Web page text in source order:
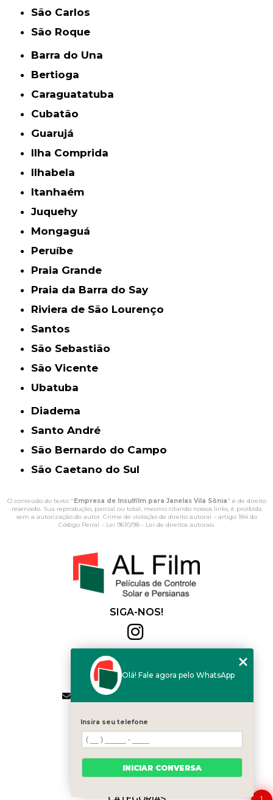
São Carlos
São Roque
Barra do Una
Bertioga
Caraguatatuba
Cubatão
Guarujá
Ilha Comprida
Ilhabela
Itanhaém
Juquehy
Mongaguá
Peruíbe
Praia Grande
Praia da Barra do Say
Riviera de São Lourenço
Santos
São Sebastião
São Vicente
Ubatuba
Diadema
Santo André
São Bernardo do Campo
São Caetano do Sul
O conteúdo do texto " Empresa de Insulfilm para Janelas Vila Sônia" é de direito
reservado. Sua reprodução, parcial ou total, mesmo citando nossos links, é proibida
sem a autorização do autor. Crime de violação de direito autoral – artigo 184 do
Código Penal – Lei 9610/98 - Lei de direitos autorais.
SIGA-NOS!
(11) 2564-4684
(11) 94168-2041
contato.vendas@alfilm.com.br
MENU
HOME
QUEM SOMOS
SERVIÇOS
BLOG
Olá! Fale agora pelo WhatsApp
Insira seu telefone
INICIAR CONVERSA